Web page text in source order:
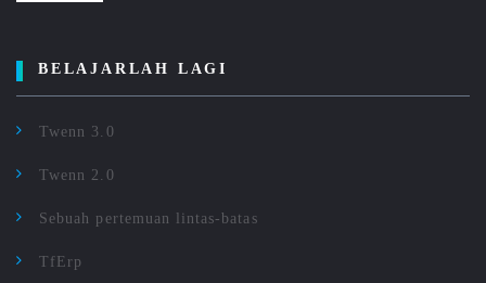
BELAJARLAH LAGI
Twenn 3.0
Twenn 2.0
Sebuah pertemuan lintas-batas
TfErp